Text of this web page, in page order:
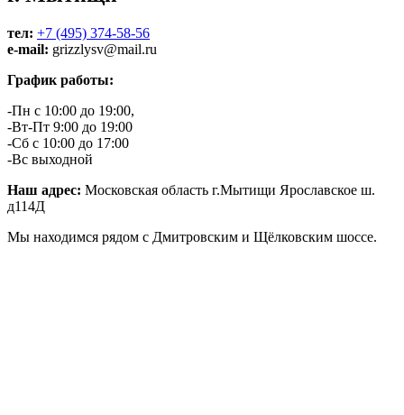
тел: +7 (495) 374-58-56
e-mail: grizzlysv@mail.ru
График работы:
-Пн с 10:00 до 19:00,
-Вт-Пт 9:00 до 19:00
-Сб с 10:00 до 17:00
-Вс выходной
Наш адрес: Московская область г.Мытищи Ярославское ш.
д114Д
Мы находимся рядом с Дмитровским и Щёлковским шоссе.